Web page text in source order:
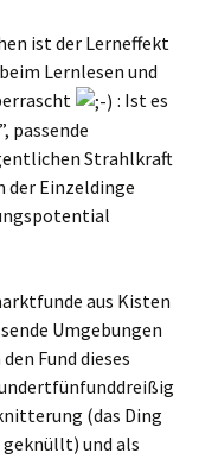
ist der Lerneffekt
Lernlesen und
: Ist es
passende
Strahlkraft
der Einzeldinge
aus Kisten
Umgebungen
Fund dieses
(das Ding
und als